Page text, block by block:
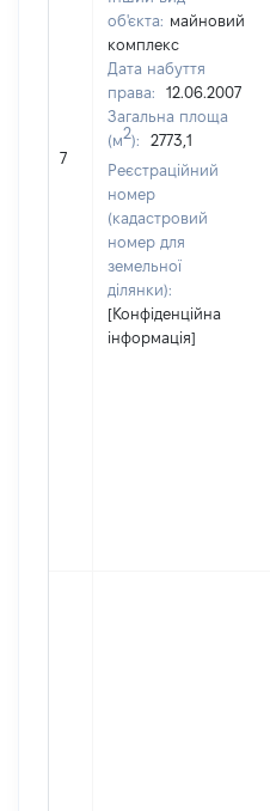
7
об'єкта: майновий
комплекс
Дата набуття
права:
12.06.2007
Загальна площа
(м2):
2773,1
Реєстраційний
номер
(кадастровий
номер для
земельної
ділянки):
[Конфіденційна
інформація]